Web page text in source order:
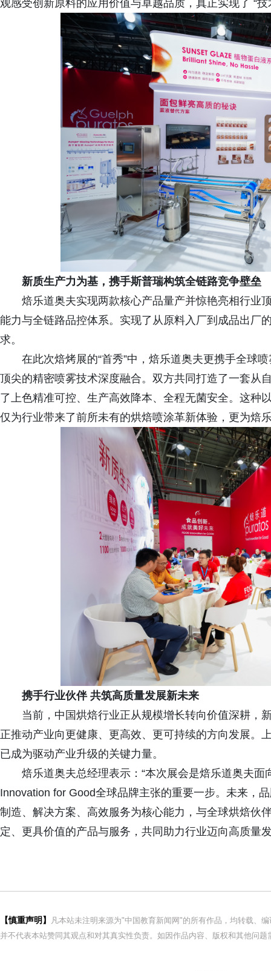
观感受创新原料的应用价值与卓越品质，真正实现了 “
新质生产力为基，携手斯普瑞构筑全链路竞争壁垒
焙乐道奥夫实现两款核心产品量产并惊艳亮相行业
能力与全链路品控体系。实现了从原料入厂到成品出厂
求。
在此次焙烤展的“首秀”中，焙乐道奥夫更携手全
顶尖的精密喷雾技术深度融合。双方共同打造了一套从
了上色精准可控、生产高效降本、全程无菌安全。这种
仅为行业带来了前所未有的烘焙喷涂革新体验，更为焙
携手行业伙伴 共筑高质量发展新未来
当前，中国烘焙行业正从规模增长转向价值深耕，
正推动产业向更健康、更高效、更可持续的方向发展。
已成为驱动产业升级的关键力量。
焙乐道奥夫总经理表示：“本次展会是焙乐道奥夫
Innovation for Good全球品牌主张的重要一步。未来，
制造、解决方案、高效服务为核心能力，与全球烘焙伙
定、更具价值的产品与服务，共同助力行业迈向高质量
【慎重声明】
凡本站未注明来源为"中国教育新闻网"的所有作品，均转载、
并不代表本站赞同其观点和对其真实性负责。如因作品内容、版权和其他问